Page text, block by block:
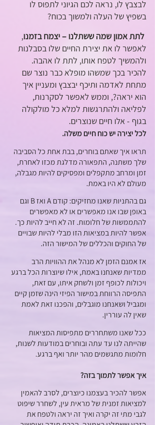
לבצבץ לו, נראה לכם הגיוני לתפוס לו
בשפיץ של העלה ולמשוך בכוח?
לתת אמון שמה ששתלנו – יצמח בזמנו,
לאפשר לו את יצירת החיים שלו בסבלנות
ולהמשיך לטפח אותו, לתת לו אהבה.
להכיר בכך שמשהו מופלא כבר נוצר שם
מתחת לאדמה ותיכף יבצבץ ומעניין איך
הוא יראה?, וממש לאפשר לסקרנות,
לפליאה ולהתרגשות למלא כל מולקולה
בגוף - אלו חיים שנוצרים.
לכל יצירה יש כוח חיים משלה.
תראו איך שאתם בוחרים, בבת אחת כל הסביבה
שלך משתנה, התפאורה מדלגת מכזו לאחרת,
זמן ומרחב מתקפלים ומפסיקים להיות מגבלה,
מעולם לא היו באמת.
גם בהתניות שאנו מחזיקים: קודם A ואז B וגם
באופן שבו אנו מאפשרים או לא מאפשרים
להתממשות של חלומות. זה לא חייב להיות כך.
אפשר להיות במציאות הזו מבלי להיות שבויים
של החוקים והכללים של המישור הזה.
אז אמנם הזמן לא מנהל את ההוויות הרב
ממדיות שאנחנו באמת, אילו שיוצרות הכל ברגע
ויכולות לכופף זמן ולשחק איתו, עם זאת,
התפיסה הרווחת במישור הפיזי הינה שזמן קיים
ומגביל ושאנחנו מוגבלים, והפכנו זאת לאמת
שאין לה עוררין.
ככל שאנו משתחררים מתפיסות המציאות
שהייתה לנו עד עתה ובוחרים במודעות לשנות,
חלומות מתגשמים מהר יותר ואף ברגע.
איך אפשר לתמוך בזה?
אפשר להכיר בעצמנו כיוצרים, לסרב להאמין
למציאות זמנית של מראית עין, לשחרר שיפוט
לגבי מתי זה יקרה ואיך זה יראה ולטפח את